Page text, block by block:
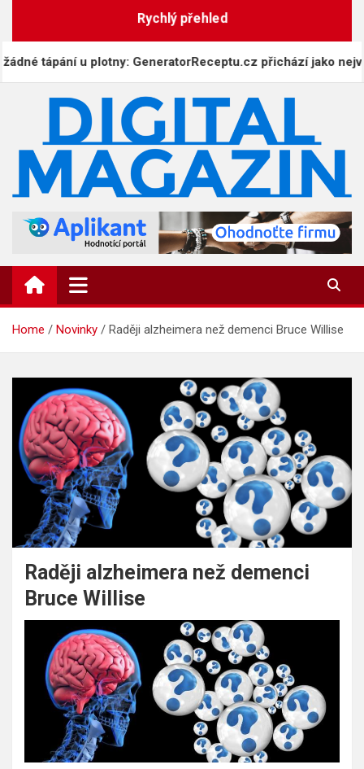
Rychlý přehled
u plotny: GeneratorReceptu.cz přichází jako největší
DigitalMagazin.cz
Home Novinky Raději alzheimera než demenci Bruce Willise
Raději alzheimera než demenci
Bruce Willise